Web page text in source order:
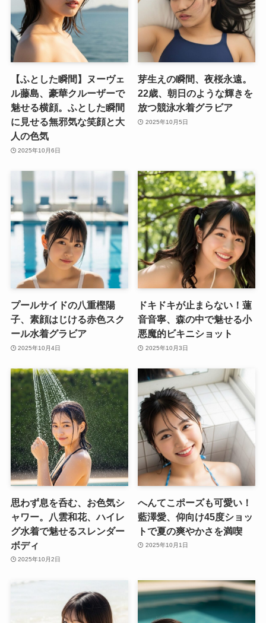
【ふとした瞬間】ヌーヴェ
ル藤島、豪華クルーザーで
魅せる横顔。ふとした瞬間
に見せる無邪気な笑顔と大
人の色気
2025年10月6日
芽生えの瞬間、夜桜永遠。
22歳、朝日のような輝きを
放つ競泳水着グラビア
2025年10月5日
プールサイドの八重樫陽
子、素顔はじける赤色スク
ール水着グラビア
2025年10月4日
ドキドキが止まらない！蓮
音音寧、森の中で魅せる小
悪魔的ビキニショット
2025年10月3日
思わず息を呑む、お色気シ
ャワー。八雲和花、ハイレ
グ水着で魅せるスレンダー
ボディ
2025年10月2日
へんてこポーズも可愛い！
藍澤愛、仰向け45度ショッ
トで夏の爽やかさを満喫
2025年10月1日